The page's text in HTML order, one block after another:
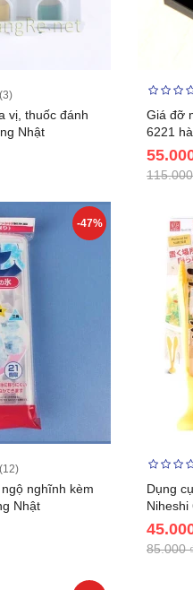
vị, thuốc đánh
Nhật
Giá đỡ
6221
-47%
nghĩnh kèm
Nhật
Dụng
Niheshi
85.000